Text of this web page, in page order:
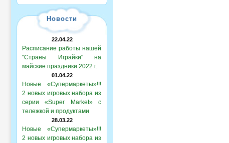
Новости
22.04.22
Расписание работы нашей
"Страны Играйки" на
майские праздники 2022 г.
01.04.22
Новые «Супермаркеты»!!!
2 новых игровых набора из
серии «Super Market» с
тележкой и продуктами
28.03.22
Новые «Супермаркеты»!!!
2 новых игровых набора из